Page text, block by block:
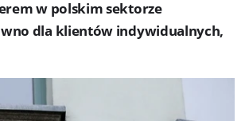
w polskim sektorze
dla klientów indywidualnych,